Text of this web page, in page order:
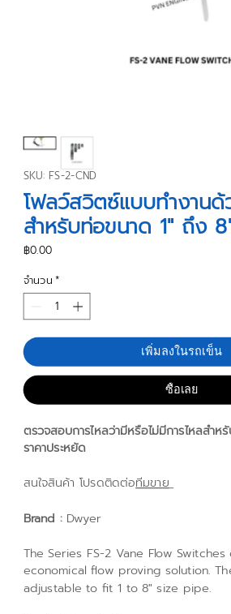
SKU: FS-2-CND
โฟลว์สวิตซ์แบบทำงาน
สำหรับท่อขนาด 1" ถึง
฿0.00ราคา
จำนวน *
เพิ่มลงในรถเข็น
ซื้อเลย
ตรวจสอบการไหลว่ามีหรือไม่มีการไหลสำ
ราคาประหยัด
สนใจสินค้า โปรดติดต่อทีมขาย
Brand :Dwyer
The Series FS-2 Vane Flow
economical flow proving solution.
adjustable to fit 1 to 8" size pipe.